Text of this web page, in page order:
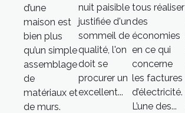
d’une
maison est
bien plus
qu’un simple
assemblage
de
matériaux et
de murs.
nuit paisible
justifiée d'un
sommeil de
qualité, l'on
doit se
procurer un
excellent...
tous réaliser
des
économies
en ce qui
concerne
les factures
d’électricité.
L’une des...